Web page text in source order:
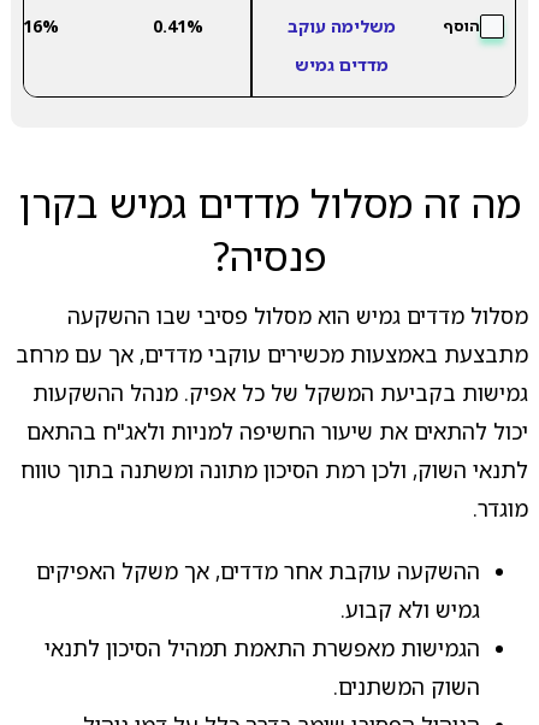
הוסף
משלימה עוקב
מדדים גמיש
0.41%
4.16%
מה זה מסלול מדדים גמיש בקרן
פנסיה?
מסלול מדדים גמיש הוא מסלול פסיבי שבו ההשקעה
מתבצעת באמצעות מכשירים עוקבי מדדים, אך עם מרחב
גמישות בקביעת המשקל של כל אפיק. מנהל ההשקעות
יכול להתאים את שיעור החשיפה למניות ולאג"ח בהתאם
לתנאי השוק, ולכן רמת הסיכון מתונה ומשתנה בתוך טווח
מוגדר.
ההשקעה עוקבת אחר מדדים, אך משקל האפיקים
גמיש ולא קבוע.
הגמישות מאפשרת התאמת תמהיל הסיכון לתנאי
השוק המשתנים.